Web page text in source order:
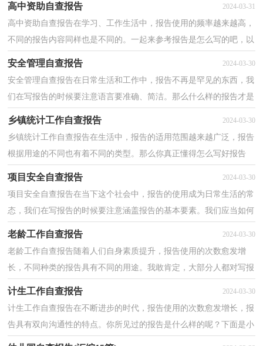
高中资助自查报告 2024-03-31
高中资助自查报告在学习、工作生活中，报告使用的频率越来越高，
不同的报告内容同样也是不同的。一起来参考报告是怎么写的吧，以
下是小编为大家整理的高中资助自查报告，欢迎大家借...
安全管理自查报告 2024-03-30
安全管理自查报告在日常生活和工作中，报告不再是罕见的东西，我
们在写报告的时候要注意语言要准确、简洁。那么什么样的报告才是
乡镇统计工作自查报告 2024-03-30
乡镇统计工作自查报告在生活中，报告的适用范围越来越广泛，报告
根据用途的不同也有着不同的类型。那么你真正懂得怎么写好报告
吗？以下是小编精心整理的乡镇统计工作自查报告，欢迎...
项目安全自查报告 2024-03-30
项目安全自查报告在当下这个社会中，报告的使用成为日常生活的常
态，我们在写报告的时候要注意涵盖报告的基本要素。我们应当如何
老龄工作自查报告 2024-03-30
老龄工作自查报告随着人们自身素质提升，报告使用的次数愈发增
长，不同种类的报告具有不同的用途。我敢肯定，大部分人都对写报
计生工作自查报告 2024-03-30
计生工作自查报告在不断进步的时代，报告使用的次数愈发增长，报
告具有双向沟通性的特点。你所见过的报告是什么样的呢？下面是小